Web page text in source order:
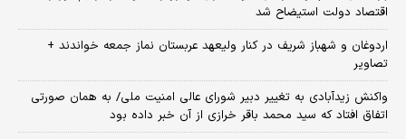
اقتصاد دولت استیضاح شد
اردوغان و شهباز شریف در کنار ولیعهد عربستان نماز جمعه خواندند +
تصاویر
واکنش زیدآبادی به تغییر دبیر شورای عالی امنیت ملی/ به همان صورتی
اتفاق افتاد که سید محمد باقر خرازی از آن خبر داده بود